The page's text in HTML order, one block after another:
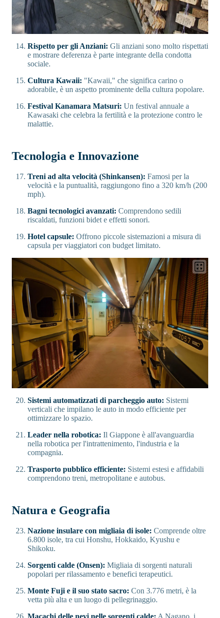
Rispetto per gli Anziani: Gli anziani sono molto rispettati
e mostrare deferenza è parte integrante della condotta
sociale.
Cultura Kawaii: "Kawaii," che significa carino o
adorabile, è un aspetto prominente della cultura popolare.
Festival Kanamara Matsuri: Un festival annuale a
Kawasaki che celebra la fertilità e la protezione contro le
malattie.
Tecnologia e Innovazione
Treni ad alta velocità (Shinkansen): Famosi per la
velocità e la puntualità, raggiungono fino a 320 km/h (200
mph).
Bagni tecnologici avanzati: Comprendono sedili
riscaldati, funzioni bidet e effetti sonori.
Hotel capsule: Offrono piccole sistemazioni a misura di
capsula per viaggiatori con budget limitato.
Sistemi automatizzati di parcheggio auto: Sistemi
verticali che impilano le auto in modo efficiente per
ottimizzare lo spazio.
Leader nella robotica: Il Giappone è all'avanguardia
nella robotica per l'intrattenimento, l'industria e la
compagnia.
Trasporto pubblico efficiente: Sistemi estesi e affidabili
comprendono treni, metropolitane e autobus.
Natura e Geografia
Nazione insulare con migliaia di isole: Comprende oltre
6.800 isole, tra cui Honshu, Hokkaido, Kyushu e
Shikoku.
Sorgenti calde (Onsen): Migliaia di sorgenti naturali
popolari per rilassamento e benefici terapeutici.
Monte Fuji e il suo stato sacro: Con 3.776 metri, è la
vetta più alta e un luogo di pellegrinaggio.
Macachi delle nevi nelle sorgenti calde: A Nagano, i